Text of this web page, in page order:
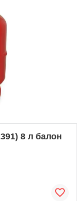
8 л балон